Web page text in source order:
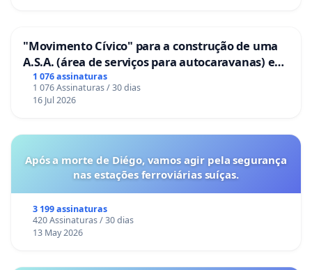
"Movimento Cívico" para a construção de uma
A.S.A. (área de serviços para autocaravanas) em
Coimbra
1 076 assinaturas
1 076 Assinaturas / 30 dias
16 Jul 2026
Após a morte de Diégo, vamos agir pela segurança
nas estações ferroviárias suíças.
3 199 assinaturas
420 Assinaturas / 30 dias
13 May 2026